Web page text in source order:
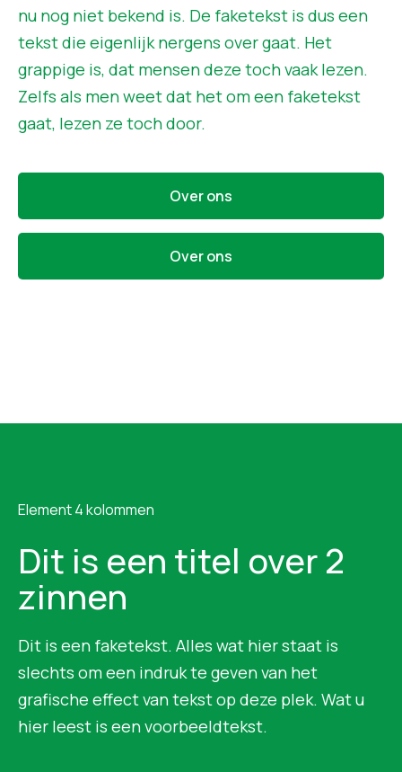
nu nog niet bekend is. De faketekst is dus een
tekst die eigenlijk nergens over gaat. Het
grappige is, dat mensen deze toch vaak lezen.
Zelfs als men weet dat het om een faketekst
gaat, lezen ze toch door.
Over ons
Over ons
Element 4 kolommen
Dit is een titel over 2
zinnen
Dit is een faketekst. Alles wat hier staat is
slechts om een indruk te geven van het
grafische effect van tekst op deze plek. Wat u
hier leest is een voorbeeldtekst.